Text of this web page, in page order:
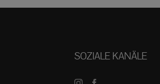
SOZIALE KANÄLE